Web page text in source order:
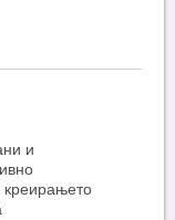
и
креирањето